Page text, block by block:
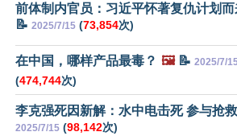
前体制内官员：习近平怀著复仇计划而
📝 2025/7/15 (73,854次)
在中国，哪样产品最毒？ 🖼️📝 2025/7/
(474,744次)
李克强死因新解：水中电击死 参与抢
2025/7/15 (98,142次)